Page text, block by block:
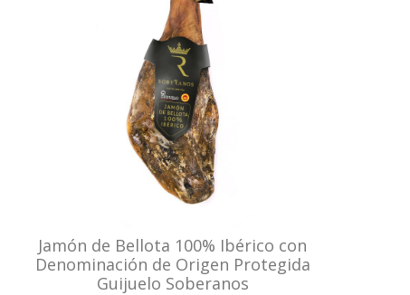
Jamón de Bellota 100% Ibérico con
Denominación de Origen Protegida
Guijuelo Soberanos